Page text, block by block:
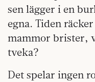
sen lägger i en
egna. Tiden
mammor brister,
tveka?
Det spelar ingen